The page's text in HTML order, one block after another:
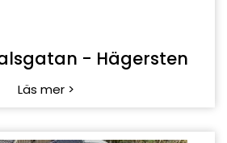
- Saltsjö Boo